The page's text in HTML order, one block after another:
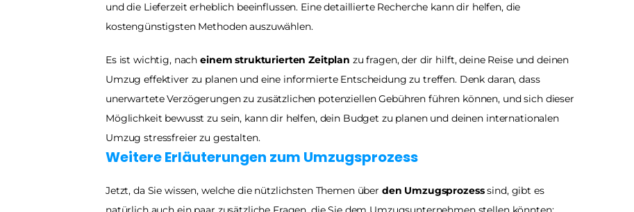
und die Lieferzeit erheblich beeinflussen. Eine detaillierte Recherche kann dir helfen, die
kostengünstigsten Methoden auszuwählen.
Es ist wichtig, nach einem strukturierten Zeitplan zu fragen, der dir hilft, deine Reise und deinen
Umzug effektiver zu planen und eine informierte Entscheidung zu treffen. Denk daran, dass
unerwartete Verzögerungen zu zusätzlichen potenziellen Gebühren führen können, und sich dieser
Möglichkeit bewusst zu sein, kann dir helfen, dein Budget zu planen und deinen internationalen
Umzug stressfreier zu gestalten.
Weitere Erläuterungen zum Umzugsprozess
Jetzt, da Sie wissen, welche die nützlichsten Themen über den Umzugsprozess sind, gibt es